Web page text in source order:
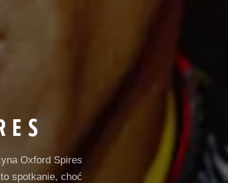
Oxford Spires
spotkanie, choć